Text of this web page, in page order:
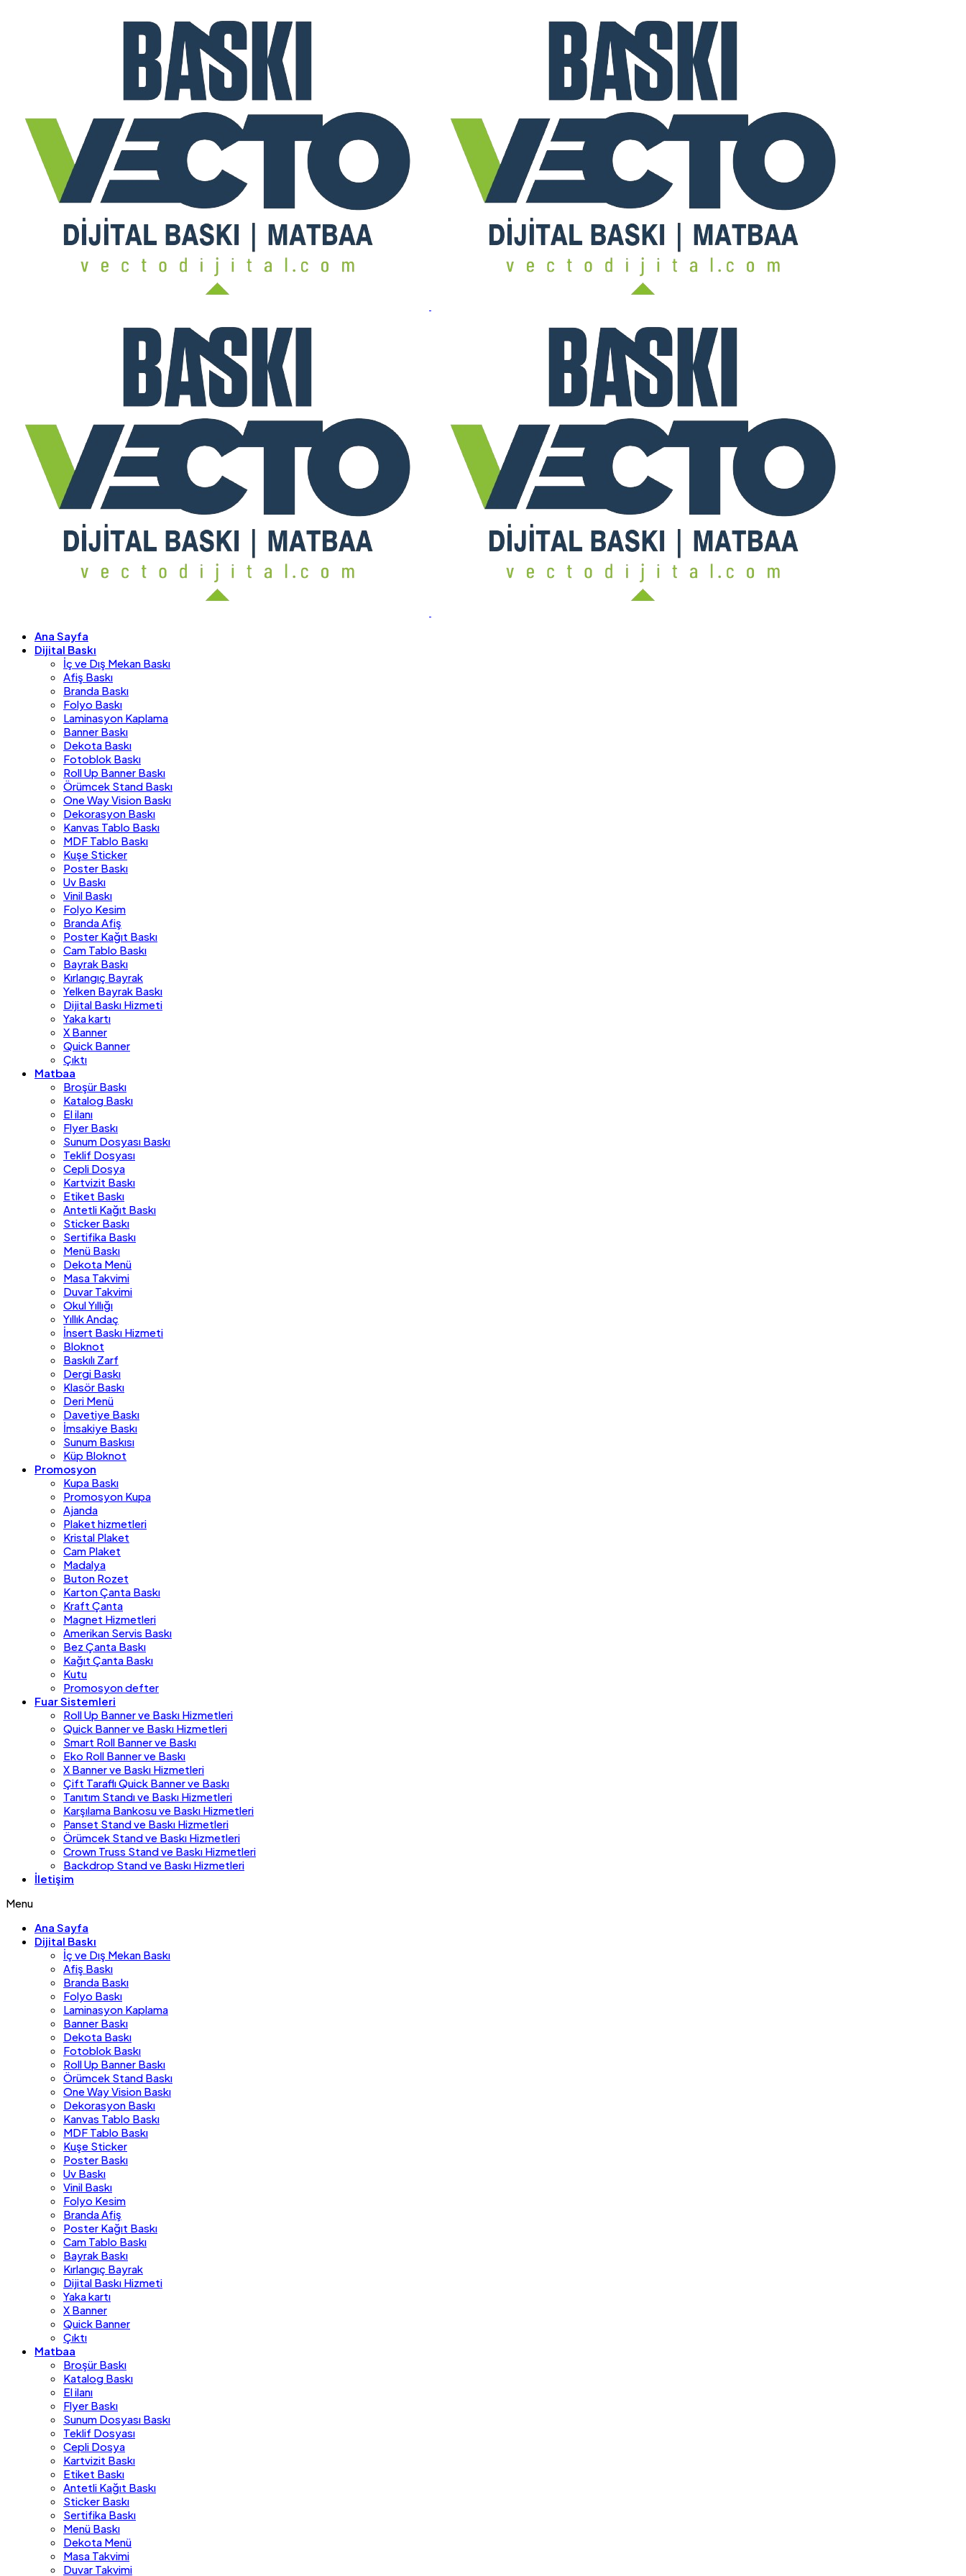
Ana Sayfa
Dijital Baskı
İç ve Dış Mekan Baskı
Afiş Baskı
Branda Baskı
Folyo Baskı
Laminasyon Kaplama
Banner Baskı
Dekota Baskı
Fotoblok Baskı
Roll Up Banner Baskı
Örümcek Stand Baskı
One Way Vision Baskı
Dekorasyon Baskı
Kanvas Tablo Baskı
MDF Tablo Baskı
Kuşe Sticker
Poster Baskı
Uv Baskı
Vinil Baskı
Folyo Kesim
Branda Afiş
Poster Kağıt Baskı
Cam Tablo Baskı
Bayrak Baskı
Kırlangıç Bayrak
Yelken Bayrak Baskı
Dijital Baskı Hizmeti
Yaka kartı
X Banner
Quick Banner
Çıktı
Matbaa
Broşür Baskı
Katalog Baskı
El ilanı
Flyer Baskı
Sunum Dosyası Baskı
Teklif Dosyası
Cepli Dosya
Kartvizit Baskı
Etiket Baskı
Antetli Kağıt Baskı
Sticker Baskı
Sertifika Baskı
Menü Baskı
Dekota Menü
Masa Takvimi
Duvar Takvimi
Okul Yıllığı
Yıllık Andaç
İnsert Baskı Hizmeti
Bloknot
Baskılı Zarf
Dergi Baskı
Klasör Baskı
Deri Menü
Davetiye Baskı
İmsakiye Baskı
Sunum Baskısı
Küp Bloknot
Promosyon
Kupa Baskı
Promosyon Kupa
Ajanda
Plaket hizmetleri
Kristal Plaket
Cam Plaket
Madalya
Buton Rozet
Karton Çanta Baskı
Kraft Çanta
Magnet Hizmetleri
Amerikan Servis Baskı
Bez Çanta Baskı
Kağıt Çanta Baskı
Kutu
Promosyon defter
Fuar Sistemleri
Roll Up Banner ve Baskı Hizmetleri
Quick Banner ve Baskı Hizmetleri
Smart Roll Banner ve Baskı
Eko Roll Banner ve Baskı
X Banner ve Baskı Hizmetleri
Çift Taraflı Quick Banner ve Baskı
Tanıtım Standı ve Baskı Hizmetleri
Karşılama Bankosu ve Baskı Hizmetleri
Panset Stand ve Baskı Hizmetleri
Örümcek Stand ve Baskı Hizmetleri
Crown Truss Stand ve Baskı Hizmetleri
Backdrop Stand ve Baskı Hizmetleri
İletişim
Menu
Ana Sayfa
Dijital Baskı
İç ve Dış Mekan Baskı
Afiş Baskı
Branda Baskı
Folyo Baskı
Laminasyon Kaplama
Banner Baskı
Dekota Baskı
Fotoblok Baskı
Roll Up Banner Baskı
Örümcek Stand Baskı
One Way Vision Baskı
Dekorasyon Baskı
Kanvas Tablo Baskı
MDF Tablo Baskı
Kuşe Sticker
Poster Baskı
Uv Baskı
Vinil Baskı
Folyo Kesim
Branda Afiş
Poster Kağıt Baskı
Cam Tablo Baskı
Bayrak Baskı
Kırlangıç Bayrak
Dijital Baskı Hizmeti
Yaka kartı
X Banner
Quick Banner
Çıktı
Matbaa
Broşür Baskı
Katalog Baskı
El ilanı
Flyer Baskı
Sunum Dosyası Baskı
Teklif Dosyası
Cepli Dosya
Kartvizit Baskı
Etiket Baskı
Antetli Kağıt Baskı
Sticker Baskı
Sertifika Baskı
Menü Baskı
Dekota Menü
Masa Takvimi
Duvar Takvimi